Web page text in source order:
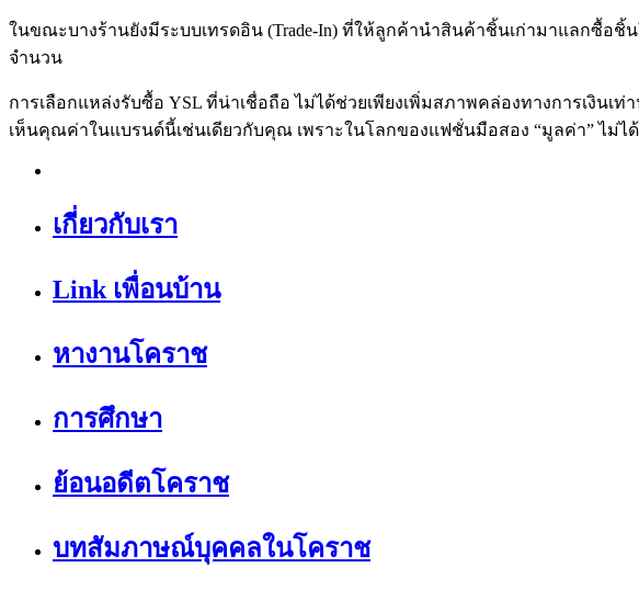
ในขณะบางร้านยังมีระบบเทรดอิน (Trade-In) ที่ให้ลูกค้านำสินค้าชิ้นเก่ามาแลกซื้อชิ้
จำนวน
การเลือกแหล่งรับซื้อ YSL ที่น่าเชื่อถือ ไม่ได้ช่วยเพียงเพิ่มสภาพคล่องทางการเงิน
เห็นคุณค่าในแบรนด์นี้เช่นเดียวกับคุณ เพราะในโลกของแฟชั่นมือสอง “มูลค่า” ไม่
เกี่ยวกับเรา
Link เพื่อนบ้าน
หางานโคราช
การศึกษา
ย้อนอดีตโคราช
บทสัมภาษณ์บุคคลในโคราช